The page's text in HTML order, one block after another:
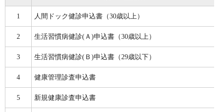
1 人間ドック健診申込書（30歳以上）
2 生活習慣病健診(Ａ)申込書（30歳以上）
3 生活習慣病健診(Ｂ)申込書（29歳以下）
4 健康管理診査申込書
5 新規健康診査申込書